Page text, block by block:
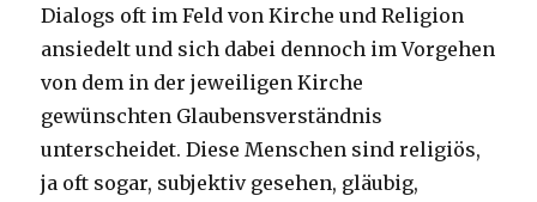
Dialogs oft im Feld von Kirche und Religion
ansiedelt und sich dabei dennoch im Vorgehen
von dem in der jeweiligen Kirche
gewünschten Glaubensverständnis
unterscheidet. Diese Menschen sind religiös,
ja oft sogar, subjektiv gesehen, gläubig,